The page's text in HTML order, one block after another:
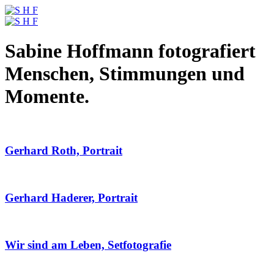
Sabine Hoffmann fotografiert
Menschen, Stimmungen und
Momente.
Gerhard Roth, Portrait
Gerhard Haderer, Portrait
Wir sind am Leben, Setfotografie